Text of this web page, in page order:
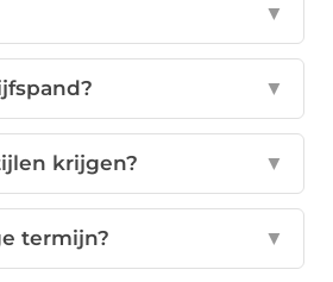
▼
▼
krijgen? ▼
termijn? ▼